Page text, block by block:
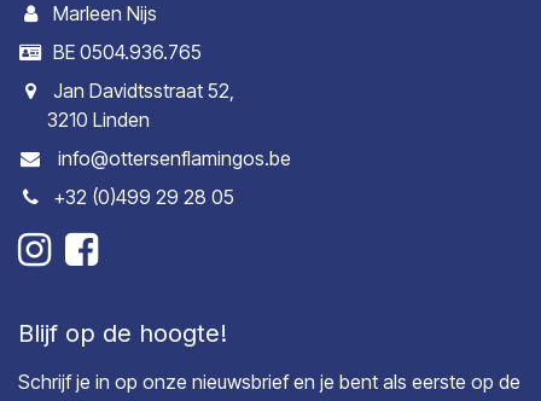
Marleen Nijs
BE 0504.936.765
Jan Davidtsstraat 52,
3210 Linden
info@ottersenflamingos.be
+32 (0)499 29 28 05
Blijf op de hoogte!
Schrijf je in op onze nieuwsbrief en je bent als eerste op de